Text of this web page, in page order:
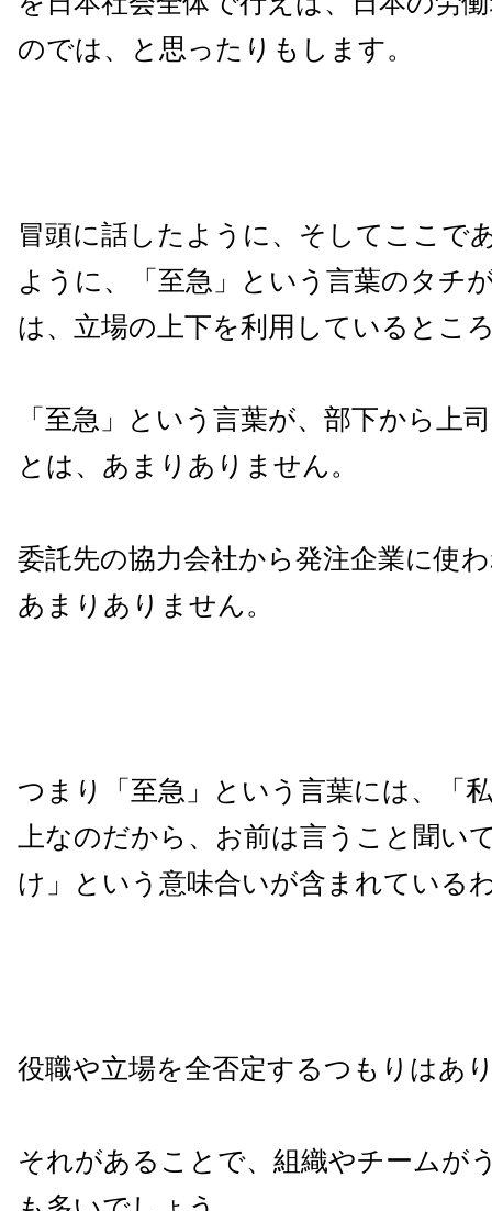
のでは、と思ったりもします。
冒頭に話したように、そしてここで
ように、「至急」という言葉のタチ
は、立場の上下を利用しているとこ
「至急」という言葉が、部下から上
とは、あまりありません。
委託先の協力会社から発注企業に使
あまりありません。
つまり「至急」という言葉には、「
上なのだから、お前は言うこと聞い
け」という意味合いが含まれている
役職や立場を全否定するつもりはあ
それがあることで、組織やチームが